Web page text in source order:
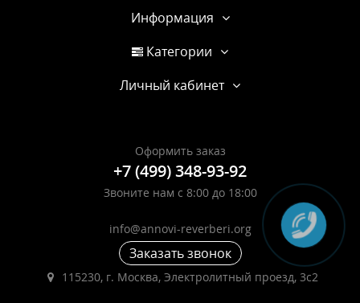
Информация
Категории
Личный кабинет
Оформить заказ
+7 (499) 348-93-92
Звоните нам с 8:00 до 18:00
info@annovi-reverberi.org
Заказать звонок
115230, г. Москва, Электролитный проезд, 3с2